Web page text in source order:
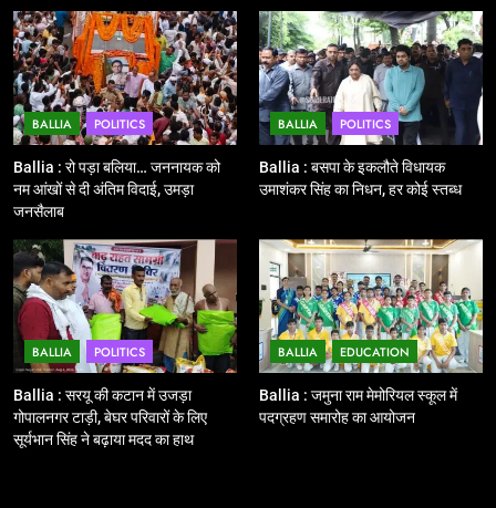
बिहार विस चुनाव : सभी 90 हजार 712
बूथों से लाइव वेब कास्टिंग की तैयारी
NATIONAL POLITICS
12
Ballia : बलिया रेलवे स्टेशन का अपर
महाप्रबंधक ने किया निरीक्षण
13
Ballia : त्यौहारों पर शांति व्यवस्था को
लेकर पुलिस ने किया रूट मार्च
BALLIA NATIONAL
14
BALLIA POLITICS
Ballia : रो पड़ा बलिया… जननायक को
नम आंखों से दी अंतिम विदाई, उमड़ा
जनसैलाब
BALLIA POLITICS
Ballia : बसपा के इकलौते विधायक
उमाशंकर सिंह का निधन, हर कोई स्तब्ध
BALLIA POLITICS
Ballia : सरयू की कटान में उजड़ा
गोपालनगर टाड़ी, बेघर परिवारों के लिए
सूर्यभान सिंह ने बढ़ाया मदद का हाथ
BALLIA EDUCATION
Ballia : जमुना राम मेमोरियल स्कूल में
पदग्रहण समारोह का आयोजन